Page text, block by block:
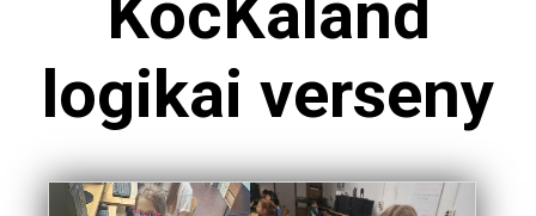
logikai verseny